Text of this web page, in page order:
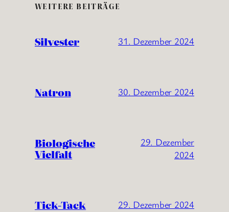
WEITERE BEITRÄGE
Silvester 31. Dezember 2024
Natron 30. Dezember 2024
Biologische
Vielfalt
29. Dezember
2024
Tick-Tack 29. Dezember 2024